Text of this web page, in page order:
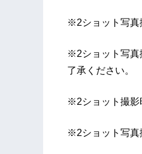
※2ショット写真
※2ショット写真
了承ください。
※2ショット撮影
※2ショット写真